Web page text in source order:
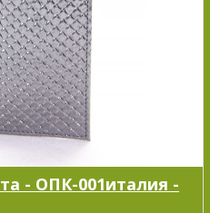
- ОПК-001италия -